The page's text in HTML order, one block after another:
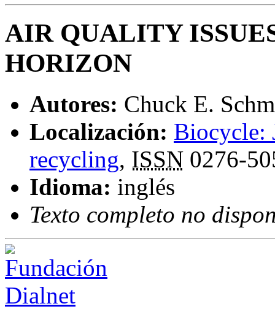
AIR QUALITY
HORIZON
Autores: Chuck E.
Localización: Biocycle:
recycling, ISSN 0276-
Idioma: inglés
Texto completo no